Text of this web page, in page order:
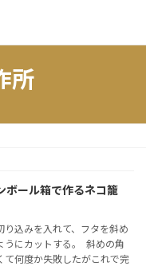
所
ボール箱で作るネコ籠
り込みを入れて、フタを斜め
うにカットする。 斜めの角
て何度か失敗したがこれで完